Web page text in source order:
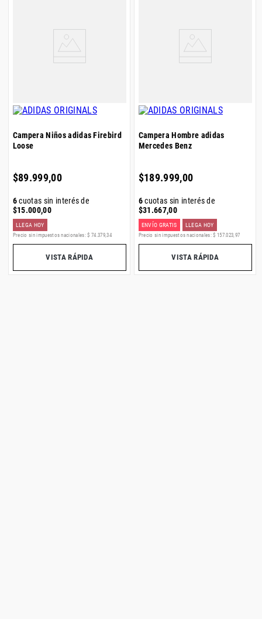
Campera Niños adidas Firebird
Loose
$89.999,00
6cuotas sin interés de
$15.000,00
LLEGA HOY
Precio sin impuestos nacionales: $ 74.379,34
VISTA RÁPIDA
Campera Hombre adidas
Mercedes Benz
$189.999,00
6cuotas sin interés de
$31 .667,00
ENVÍO GRATIS LLEGA HOY
Precio sin impuestos nacionales: $ 157.023,97
VISTA RÁPIDA